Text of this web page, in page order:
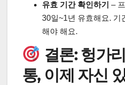
유효 기간 확인하기 –
30일~1년 유효해요. 기
해야 해요.
결론: 헝가
통, 이제 자신